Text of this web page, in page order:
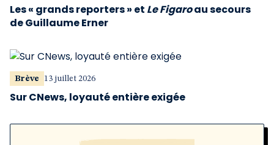
Les « grands reporters » et Le Figaroau secours
de Guillaume Erner
Brève 13 juillet 2026
Sur CNews, loyauté entière exigée